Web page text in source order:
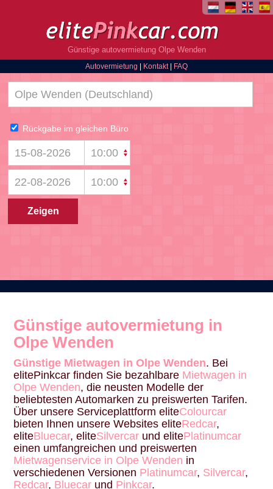
Günstige autovermietung Olpe Wenden
Autovermietung
Kontakt| FAQ
Günstige autovermietung in
Olpe Wenden
Günstige Mietwagen in Olpe Wenden. Bei
elitePinkcar finden Sie bezahlbare Mietwagen in
Olpe Wenden, die neusten Modelle der
beliebtesten Automarken zu preiswerten Tarifen.
Über unsere Serviceplattform eliteColourcar
bieten Ihnen unsere Websites eliteRedcar,
eliteBluecar, eliteSilvercar und elitePlatinumcar
einen umfangreichen und preiswerten
Mietwagenservice in Olpe Wenden in
verschiedenen Versionen Platinumcar, Silvercar,
Redcar, Bluecar und Pinkcar.
Rückgabe im gleichen Büro